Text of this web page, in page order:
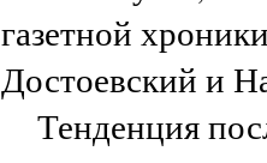
газетной
Достоевский и
Тенденция